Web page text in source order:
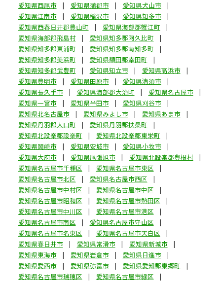
愛知県西尾市
愛知県蒲郡市
愛知県犬山市
愛知県江南市
愛知県稲沢市
愛知県知多市
愛知県西春日井郡豊山町
愛知県海部郡蟹江町
愛知県海部郡飛島村
愛知県知多郡阿久比町
愛知県知多郡東浦町
愛知県知多郡南知多町
愛知県知多郡美浜町
愛知県額田郡幸田町
愛知県知多郡武豊町
愛知県知立市
愛知県高浜市
愛知県豊明市
愛知県田原市
愛知県清須市
愛知県長久手市
愛知県海部郡大治町
愛知県名古屋市
愛知県一宮市
愛知県半田市
愛知県刈谷市
愛知県北名古屋市
愛知県みよし市
愛知県あま市
愛知県丹羽郡大口町
愛知県丹羽郡扶桑町
愛知県北設楽郡設楽町
愛知県北設楽郡東栄町
愛知県岡崎市
愛知県安城市
愛知県小牧市
愛知県大府市
愛知県尾張旭市
愛知県北設楽郡豊根村
愛知県名古屋市千種区
愛知県名古屋市東区
愛知県名古屋市北区
愛知県名古屋市西区
愛知県名古屋市中村区
愛知県名古屋市中区
愛知県名古屋市昭和区
愛知県名古屋市熱田区
愛知県名古屋市中川区
愛知県名古屋市港区
愛知県名古屋市南区
愛知県名古屋市守山区
愛知県名古屋市名東区
愛知県名古屋市天白区
愛知県春日井市
愛知県常滑市
愛知県新城市
愛知県東海市
愛知県岩倉市
愛知県日進市
愛知県愛西市
愛知県弥富市
愛知県愛知郡東郷町
愛知県名古屋市瑞穂区
愛知県名古屋市緑区